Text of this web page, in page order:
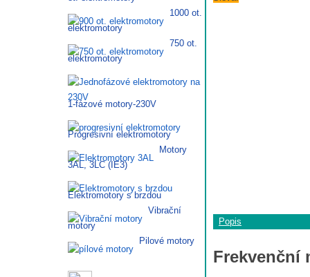
Popis
Frekvenční
1000 ot.
elektromotory
750 ot.
elektromotory
1-fázové motory-230V
Progresivní elektromotory
Motory
3AL, 3LC (IE3)
Elektromotory s brzdou
Vibrační
motory
Pilové motory